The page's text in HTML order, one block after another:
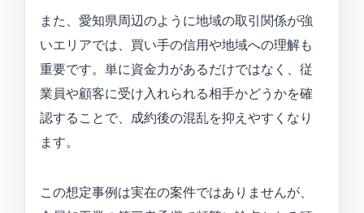
また、愛知県周辺のように地域の取引関係が強
いエリアでは、買い手の信用や地域への理解も
重要です。単に資金力があるだけではなく、従
業員や顧客に受け入れられる相手かどうかを確
認することで、成約後の混乱を抑えやすくなり
ます。
この想定事例は実在の案件ではありませんが、